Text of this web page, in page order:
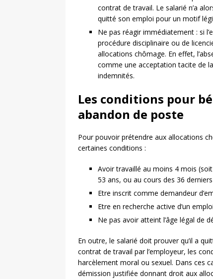
contrat de travail. Le salarié n’a
quitté son emploi pour un motif
Ne pas réagir immédiatement : si
procédure disciplinaire ou de
allocations chômage. En effet,
comme une acceptation tacite de
indemnités.
Les conditions pour
abandon de poste
Pour pouvoir prétendre aux allocations
certaines conditions :
Avoir travaillé au moins 4 mois
53 ans, ou au cours des 36
Etre inscrit comme demandeur
Etre en recherche active d’un
Ne pas avoir atteint l’âge légal de
En outre, le salarié doit prouver qu’il a
contrat de travail par l’employeur, les
harcèlement moral ou sexuel. Dans ces
démission justifiée donnant droit aux